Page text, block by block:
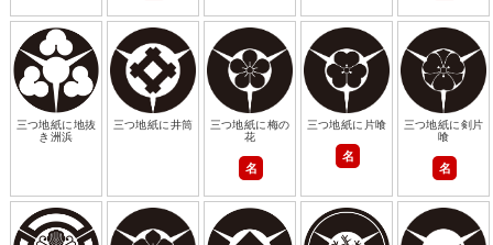
三つ地紙に地抜
き洲浜
三つ地紙に井筒
三つ地紙に梅の
花
名
三つ地紙に片喰
名
三つ地紙に剣片
喰
名